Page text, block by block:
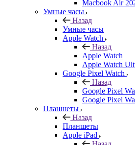
Macbook Air
Умные часы
Назад
Умные часы
Apple Watch
Назад
Apple Watch
Apple Watch
Google Pixel Watch
Назад
Google Pixel
Google Pixel
Планшеты
Назад
Планшеты
Apple iPad